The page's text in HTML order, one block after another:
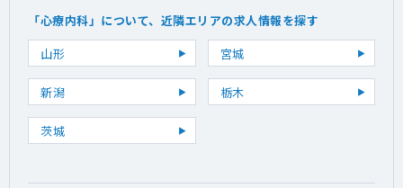
「心療内科」について、近隣エリアの求人情報を探す
山形
宮城
新潟 栃木
茨城